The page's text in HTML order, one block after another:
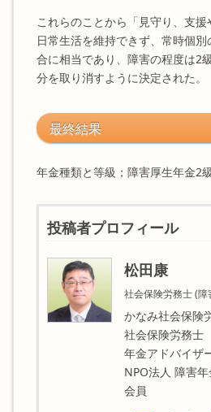
これらのことから「見守り、支援
日常生活を維持できず、常時個
合に相当であり、障害の程度は2
分を取り消すように決定された。
最終結果
年金種類と等級；障害厚生年金2級
投稿者プロフィール
松田康
社会保険労務士 (障
かなみ社会保険
社会保険労務
年金アドバイザ
NPO法人 障害
会員